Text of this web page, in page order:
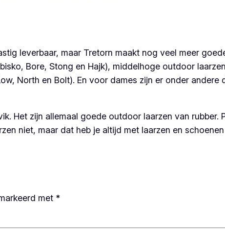
leverbaar, maar Tretorn maakt nog veel meer
Bore, Stong en Hajk), middelhoge outdoor
North en Bolt). En voor dames zijn er onder andere
Het zijn allemaal goede outdoor laarzen van rubber.
niet, maar dat heb je altijd met laarzen en
met *